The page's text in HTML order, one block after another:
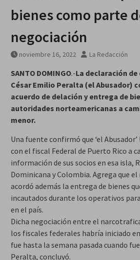
bienes como parte
negociación
noviembre 16, 2022 La Redacción
SANTO DOMINGO.-La declaración
César Emilio Peralta (el Abusador)
acuerdo de delación y entrega de
autoridades norteamericanas a
menor.
Una fuente confirmó que ‘el
con el fiscal Federal de Puerto Rico a
información de sus socios en esa isla,
Dominicana y Colombia. Agrega que
acordó además la entrega de bienes
incautados durante los operativos
en el país.
Dicha negociación entre el
los fiscales federales habría iniciado
fue hasta la semana pasada cuando
Peralta, concluyó.